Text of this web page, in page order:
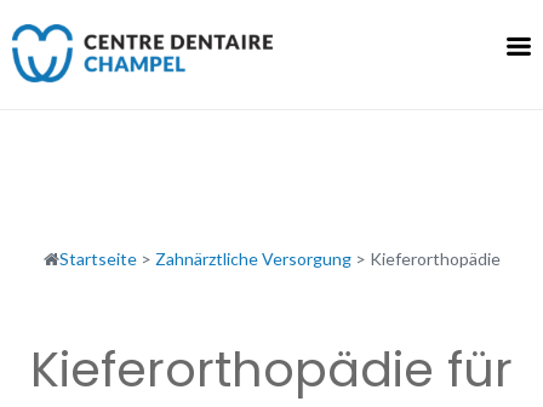
to
content
Startseite> Zahnärztliche Versorgung> Kieferorthopädie
Kieferorthopädie für